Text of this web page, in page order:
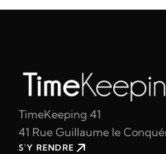
TimeKeeping 41
41 Rue Guillaume le
S'Y RENDRE